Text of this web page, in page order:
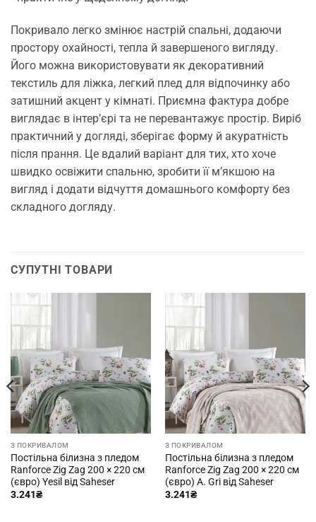
Покривало легко змінює настрій спальні, додаючи
простору охайності, тепла й завершеного вигляду.
Його можна використовувати як декоративний
текстиль для ліжка, легкий плед для відпочинку або
затишний акцент у кімнаті. Приємна фактура добре
виглядає в інтер’єрі та не перевантажує простір. Виріб
практичний у догляді, зберігає форму й акуратність
після прання. Це вдалий варіант для тих, хто хоче
швидко освіжити спальню, зробити її м’якшою на
вигляд і додати відчуття домашнього комфорту без
складного догляду.
СУПУТНІ ТОВАРИ
З ПОКРИВАЛОМ
Постільна білизна з пледом
Ranforce Zig Zag 200 × 220 см
(євро) Yesil від Saheser
3.241₴
З ПОКРИВАЛОМ
Постільна білизна з пледом
Ranforce Zig Zag 200 × 220 см
(євро) A. Gri від Saheser
3.241₴